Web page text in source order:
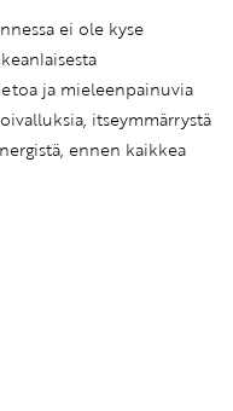
ei ole kyse
ja mieleenpainuvia
itseymmärrystä
ennen kaikkea